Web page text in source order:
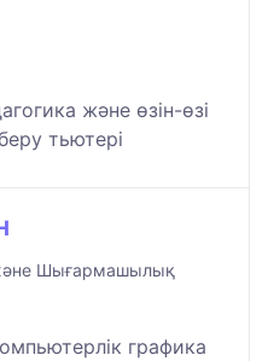
және өзін-өзі
тьютері
Шығармашылық
графика